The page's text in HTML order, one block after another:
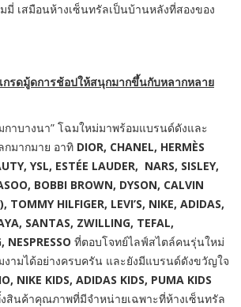
มี่ เสมือนห้างเซ็นทรัลเป็นบ้านหลังที่สองของ
เกรดมู้ดการช้อปให้สนุกมากขึ้นกับหลากหลาย
บางนา” โฉมใหม่มาพร้อมแบรนด์ดังและ
มากมาย อาทิ DIOR, CHANEL, HERMÈS
YSL, ESTÉE LAUDER, NARS, SISLEY,
BOBBI BROWN, DYSON, CALVIN
HILFIGER, LEVI’S, NIKE, ADIDAS,
SANTAS, ZWILLING, TEFAL,
NESPRESSO ที่ตอบโจทย์ไลฟ์สไตล์คนรุ่นใหม่
ามได้อย่างครบครัน และยังมีแบรนด์ดังขวัญใจ
NIKE KIDS, ADIDAS KIDS, PUMA KIDS
สินค้าคุณภาพที่มีจำหน่ายเฉพาะที่ห้างเซ็นทรัล